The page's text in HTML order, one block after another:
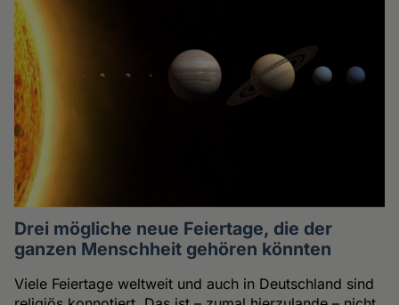
Drei mögliche neue Feiertage, die der
ganzen Menschheit gehören könnten
Viele Feiertage weltweit und auch in Deutschland sind